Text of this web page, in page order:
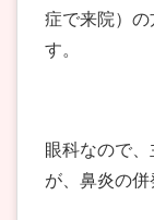
症で来院）の
す。
眼科なので
が、鼻炎の併